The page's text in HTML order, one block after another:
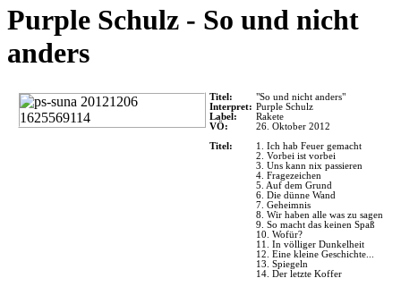
Purple Schulz - So und nicht
anders
Titel:
Interpret:
Label:
VÖ:
Titel:
"So und nicht anders"
Purple Schulz
Rakete
26. Oktober 2012
1. Ich hab Feuer gemacht
2. Vorbei ist vorbei
3. Uns kann nix passieren
4. Fragezeichen
5. Auf dem Grund
6. Die dünne Wand
7. Geheimnis
8. Wir haben alle was zu sagen
9. So macht das keinen Spaß
10. Wofür?
11. In völliger Dunkelheit
12. Eine kleine Geschichte...
13. Spiegeln
14. Der letzte Koffer